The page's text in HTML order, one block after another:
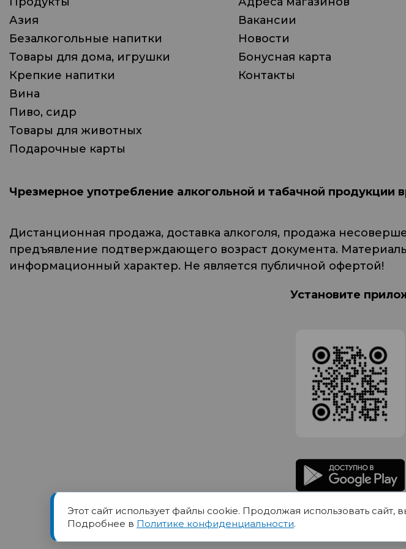
Азия
Безалкогольные напитки
Товары для дома, игрушки
Крепкие напитки
Вина
Пиво, сидр
Товары для животных
Подарочные карты
Вакансии
Новости
Бонусная карта
Контакты
Чрезмерное употребление алкогольной и табачной продукции
Дистанционная продажа, доставка алкоголя, продажа
предъявление подтверждающего возраст документа.
информационный характер. Не является публичной офертой!
Установите
Товарный знак ПОРТ принадлежит Обществу с Ограниченной
Юр.адрес 420012 Казань
Этот сайт использует файлы cookie. Продолжая использовать сайт,
Подробнее в Политике конфиденциальности.